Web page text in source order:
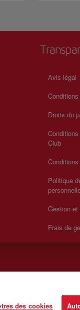
Avis légal
Droits du
Club
Politique
Gestion
Frais de
des cookies